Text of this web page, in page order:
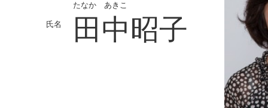
氏名
たなか あきこ
田中昭子